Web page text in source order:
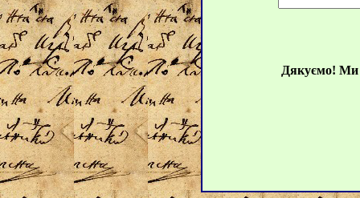
Дякуємо! Ми